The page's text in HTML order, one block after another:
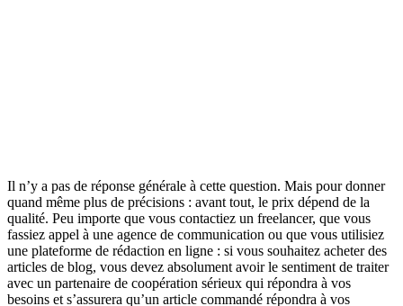
Il n’y a pas de réponse générale à cette question. Mais pour donner
quand même plus de précisions : avant tout, le prix dépend de la
qualité. Peu importe que vous contactiez un freelancer, que vous
fassiez appel à une agence de communication ou que vous utilisiez
une plateforme de rédaction en ligne : si vous souhaitez acheter des
articles de blog, vous devez absolument avoir le sentiment de traiter
avec un partenaire de coopération sérieux qui répondra à vos
besoins et s’assurera qu’un article commandé répondra à vos